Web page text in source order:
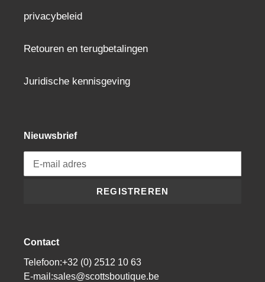
privacybeleid
Retouren en terugbetalingen
Juridische kennisgeving
Nieuwsbrief
REGISTREREN
Contact
Telefoon:+32 (0) 2512 10 63
E-mail:sales@scottsboutique.be